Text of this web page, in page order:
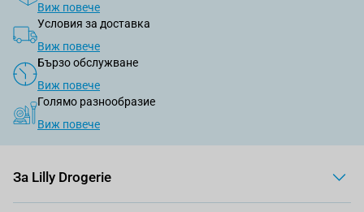
Виж повече
Условия за доставка
Виж повече
Бързо обслужване
Виж повече
Голямо разнообразие
Виж повече
За Lilly Drogerie